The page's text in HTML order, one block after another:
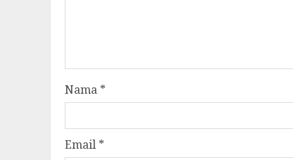
Nama *
Email *